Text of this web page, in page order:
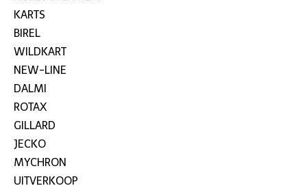
KARTS
BIREL
WILDKART
NEW-LINE
DALMI
ROTAX
GILLARD
JECKO
MYCHRON
UITVERKOOP